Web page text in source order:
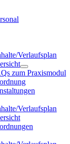
Verlaufsplan
zum Praxismodul
Verlaufsplan